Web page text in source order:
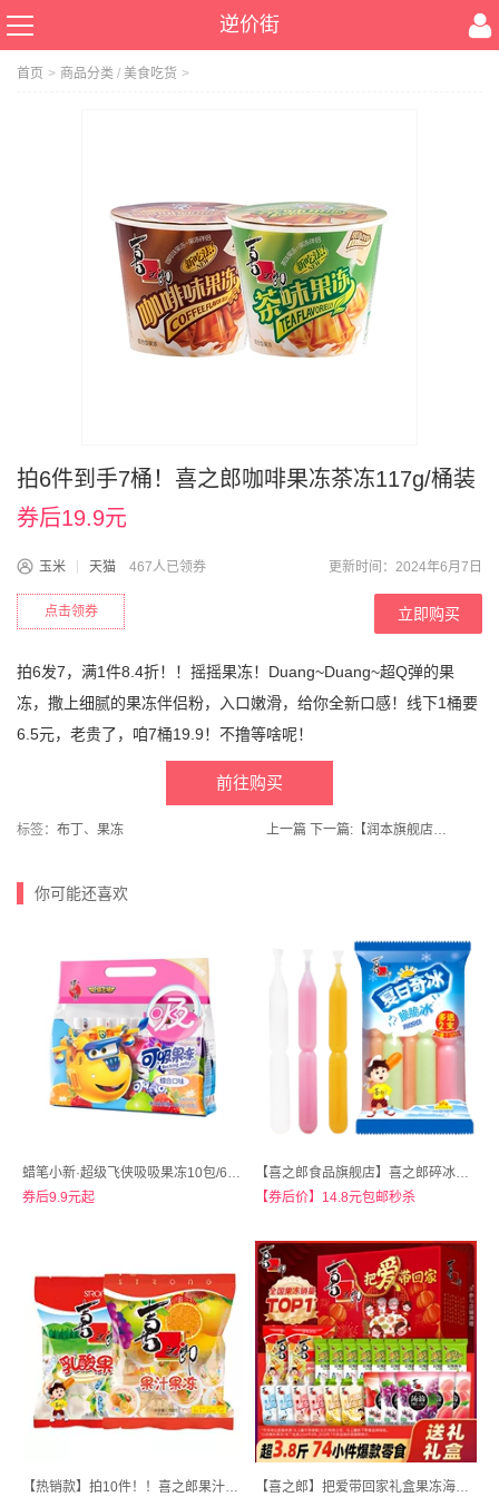
逆价街
首页 > 商品分类 / 美食吃货 >
拍6件到手7桶！喜之郎咖啡果冻茶冻117g/桶装
券后19.9元
玉米 天猫 467人已领券 更新时间：2024年6月7日
点击领券 立即购买
拍6发7，满1件8.4折！！摇摇果冻！Duang~Duang~超Q弹的果
冻，撒上细腻的果冻伴侣粉，入口嫩滑，给你全新口感！线下1桶要
6.5元，老贵了，咱7桶19.9！不撸等啥呢！
前往购买
标签： 布丁 、 果冻 上一篇 下一篇: 【润本旗舰店】婴儿紫草膏15gx2盒
你可能还喜欢
蜡笔小新·超级飞侠吸吸果冻10包/680克
券后9.9元起
【喜之郎食品旗舰店】喜之郎碎冰冰30根
【券后价】14.8元包邮秒杀
【热销款】拍10件！！喜之郎果汁果冻150g*10袋装 【喜之郎】把爱带回家礼盒果冻海苔1940g（74小件）